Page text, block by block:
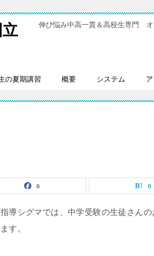
伸び悩み中高一貫＆高校生専門
の夏期講習 概要 システム
0 0
導シグマでは、中学受験の生徒さん
す。